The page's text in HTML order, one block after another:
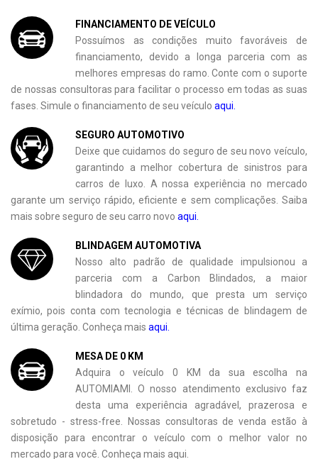
FINANCIAMENTO DE VEÍCULO
Possuímos as condições muito favoráveis de
financiamento, devido a longa parceria com as
melhores empresas do ramo. Conte com o suporte
de nossas consultoras para facilitar o processo em todas as suas
fases. Simule o financiamento de seu veículo aqui.
SEGURO AUTOMOTIVO
Deixe que cuidamos do seguro de seu novo veículo,
garantindo a melhor cobertura de sinistros para
carros de luxo. A nossa experiência no mercado
garante um serviço rápido, eficiente e sem complicações. Saiba
mais sobre seguro de seu carro novo aqui.
BLINDAGEM AUTOMOTIVA
Nosso alto padrão de qualidade impulsionou a
parceria com a Carbon Blindados, a maior
blindadora do mundo, que presta um serviço
exímio, pois conta com tecnologia e técnicas de blindagem de
última geração. Conheça mais aqui.
MESA DE 0 KM
Adquira o veículo 0 KM da sua escolha na
AUTOMIAMI. O nosso atendimento exclusivo faz
desta uma experiência agradável, prazerosa e
sobretudo - stress-free. Nossas consultoras de venda estão à
disposição para encontrar o veículo com o melhor valor no
mercado para você. Conheça mais aqui.